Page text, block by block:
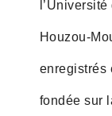
Houzou-
enregistrés
fondée sur